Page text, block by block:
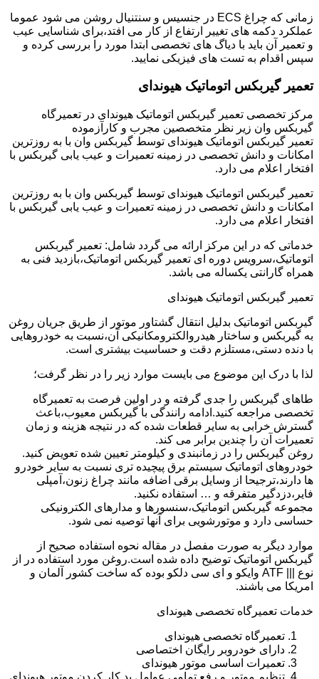
زمانی که چراغ ECS در جنسیس و سنتنیال روشن می شود عموما
عملکرد دکمه های تغییر ارتفاع از کار می افتد،برای شناسایی عیب
و تعمیر آن باید با دیاگ های تخصصی ابتدا مورد را بررسی کرده و
سپس اقدام به تست های فیزیکی نمایید.
تعمیر گیربکس اتوماتیک هیوندای
مرکز تخصصی تعمیر گیربکس اتوماتیک هیوندای در تعمیرگاه
گیربکس وان زیر نظر متخصصین مجرب و کارآزموده
تعمیر گیربکس اتوماتیک هیوندای توسط گیربکس وان با به روزترین
امکانات و دانش تخصصی در زمینه تعمیرات و عیب یابی گیربکس با
افتخار اعلام می دارد.
تعمیر گیربکس اتوماتیک هیوندای توسط گیربکس وان با به روزترین
امکانات و دانش تخصصی در زمینه تعمیرات و عیب یابی گیربکس با
افتخار اعلام می دارد.
خدماتی که در این مرکز ارائه می گردد شامل: تعمیر گیربکس
اتوماتیک،سرویس دوره ای تعمیر گیربکس اتوماتیک،بازدید فنی به
همراه گارانتی یکساله می باشد.
تعمیر گیربکس اتوماتیک هیوندای
گیربکس اتوماتیک بدلیل انتقال گشتاور موتور از طریق جریان روغن
به گیربکس و ساختار هیدروالکترومکانیکی آن،نسبت به خودروهایی
با دنده دستی،مستلزم دقت و حساسیت بیشتری است.
لذا با درک این موضوع می بایست موارد زیر را در نظر گرفت؛
طاهای گیربکس را جدی گرفته و در اولین فرصت به تعمیرگاه
تخصصی مراجعه کنید.ادامه رانندگی با گیربکس معیوب،باعث
گسترش خرابی به سایر قطعات شده که در نتیجه هزینه و زمان
تعمیرات آن را چندین برابر می کند.
روغن گیربکس را در زمانبندی و کیلومتر تعیین شده تعویض کنید.
خودروهای اتوماتیک سیستم برق پیچیده تری نسبت به سایر خودرو
ها دارند،ترجیحا از وسایل برقی اضافه مانند چراغ زنون،آمپلی
فایر،دزدگیر متفرقه و … استفاده نکنید.
مجموعه گیربکس اتوماتیک،سنسورها و مدارهای الکترونیکی
حساسی دارد و موتورشویی برای آنها توصیه نمی شود.
موارد دیگر به صورت مفصل در مقاله نحوه استفاده صحیح از
گیربکس اتوماتیک توضیح داده شده است.روغن مورد استفاده در از
نوع ||| ATF وایکو و ای سی دلکو بوده که ساخت کشور آلمان و
امریکا می باشند.
خدمات تعمیرگاه تخصصی هیوندای
تعمیرگاه تخصصی هیوندای
دارای خودروبر رایگان اختصاصی
تعمیرات اساسی موتور هیوندای
تنظیم موتور و رفع تمامی عوامل بد کار کردن موتور هیوندای